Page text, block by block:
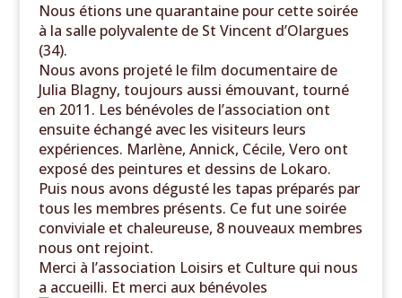
Nous étions une quarantaine pour cette soirée
à la salle polyvalente de St Vincent d’Olargues
(34).
Nous avons projeté le film documentaire de
Julia Blagny, toujours aussi émouvant, tourné
en 2011. Les bénévoles de l’association ont
ensuite échangé avec les visiteurs leurs
expériences. Marlène, Annick, Cécile, Vero ont
exposé des peintures et dessins de Lokaro.
Puis nous avons dégusté les tapas préparés par
tous les membres présents. Ce fut une soirée
conviviale et chaleureuse, 8 nouveaux membres
nous ont rejoint.
Merci à l’association Loisirs et Culture qui nous
a accueilli. Et merci aux bénévoles